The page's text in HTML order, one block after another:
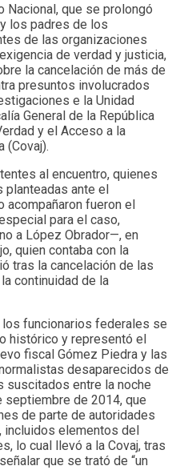
Nacional, que se prolongó
los padres de los
de las organizaciones
de verdad y justicia,
la cancelación de más de
presuntos involucrados
e la Unidad
General de la República
y el Acceso a la
(Covaj).
al encuentro, quienes
planteadas ante el
acompañaron fueron el
para el caso,
a López Obrador—, en
quien contaba con la
tras la cancelación de las
continuidad de la
funcionarios federales se
histórico y representó el
fiscal Gómez Piedra y las
desaparecidos de
suscitados entre la noche
septiembre de 2014, que
de parte de autoridades
elementos del
lo cual llevó a la Covaj, tras
que se trató de “un